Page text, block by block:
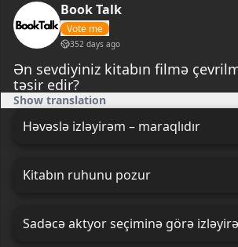
Book Talk
Vote me
352 days ago
Ən sevdiyiniz kitabın filmə
təsir edir?
Show translation
Həvəslə izləyirəm – maraqlıdır
Kitabın ruhunu pozur
Sadəcə aktyor seçiminə görə